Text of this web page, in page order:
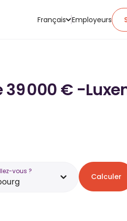
Français Employeurs
000 € -
vous ?
Calculer